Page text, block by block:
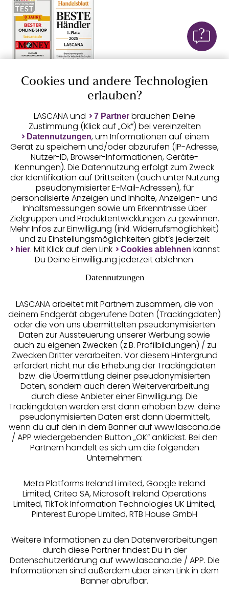
Geprüfte Sicherheit
Unsere Apps
Gratis Versand ab50 €
Kostenlose Retoure
Ratenkauf **
Services
Beratung
Über uns
Rechtliches
Alle Preise inkl. MwSt., zzgl.
Versandkosten
Cookies und andere Technologien
erlauben?
LASCANA und 7 Partner brauchen Deine
Zustimmung (Klick auf „Ok”) bei vereinzelten
Datennutzungen, um Informationen auf einem
Gerät zu speichern und/oder abzurufen (IP-Adresse,
Nutzer-ID, Browser-Informationen, Geräte-
Kennungen). Die Datennutzung erfolgt zum Zweck
der Identifikation auf Drittseiten (auch unter Nutzung
pseudonymisierter E-Mail-Adressen), für
personalisierte Anzeigen und Inhalte, Anzeigen- und
Inhaltsmessungen sowie um Erkenntnisse über
Zielgruppen und Produktentwicklungen zu gewinnen.
Mehr Infos zur Einwilligung (inkl. Widerrufsmöglichkeit)
und zu Einstellungsmöglichkeiten gibt’s jederzeit
hier. Mit Klick auf den Link Cookies ablehnen kannst
Du Deine Einwilligung jederzeit ablehnen.
Datennutzungen
LASCANA arbeitet mit Partnern zusammen, die von
deinem Endgerät abgerufene Daten (Trackingdaten)
oder die von uns übermittelten pseudonymisierten
Daten zur Aussteuerung unserer Werbung sowie
auch zu eigenen Zwecken (z.B. Profilbildungen) / zu
Zwecken Dritter verarbeiten. Vor diesem Hintergrund
erfordert nicht nur die Erhebung der Trackingdaten
bzw. die Übermittlung deiner pseudonymisierten
Daten, sondern auch deren Weiterverarbeitung
durch diese Anbieter einer Einwilligung. Die
Trackingdaten werden erst dann erhoben bzw. deine
pseudonymisierten Daten erst dann übermittelt,
wenn du auf den in dem Banner auf www.lascana.de
/ APP wiedergebenden Button „OK” anklickst. Bei den
Partnern handelt es sich um die folgenden
Unternehmen:
Meta Platforms Ireland Limited, Google Ireland
Limited, Criteo SA, Microsoft Ireland Operations
Limited, TikTok Information Technologies UK Limited,
Pinterest Europe Limited, RTB House GmbH
Weitere Informationen zu den Datenverarbeitungen
durch diese Partner findest Du in der
Datenschutzerklärung auf www.lascana.de / APP. Die
Informationen sind außerdem über einen Link in dem
Banner abrufbar.